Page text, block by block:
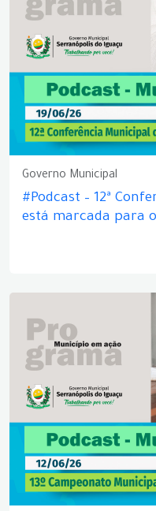
Governo Municipal
#Podcast – 12ª
está marcada para